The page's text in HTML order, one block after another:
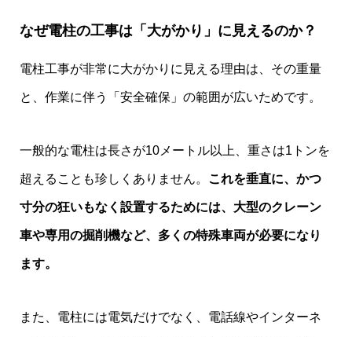
なぜ電柱の工事は「大がかり」に見えるのか？
電柱工事が非常に大がかりに見える理由は、その重量
と、作業に伴う「安全確保」の範囲が広いためです。
一般的な電柱は長さが10メートル以上、重さは1トンを
超えることも珍しくありません。 これを垂直に、かつ
寸分の狂いもなく設置するためには、大型のクレーン
車や専用の掘削機など、多くの特殊車両が必要になり
ます。
また、電柱には電気だけでなく、電話線やインターネ